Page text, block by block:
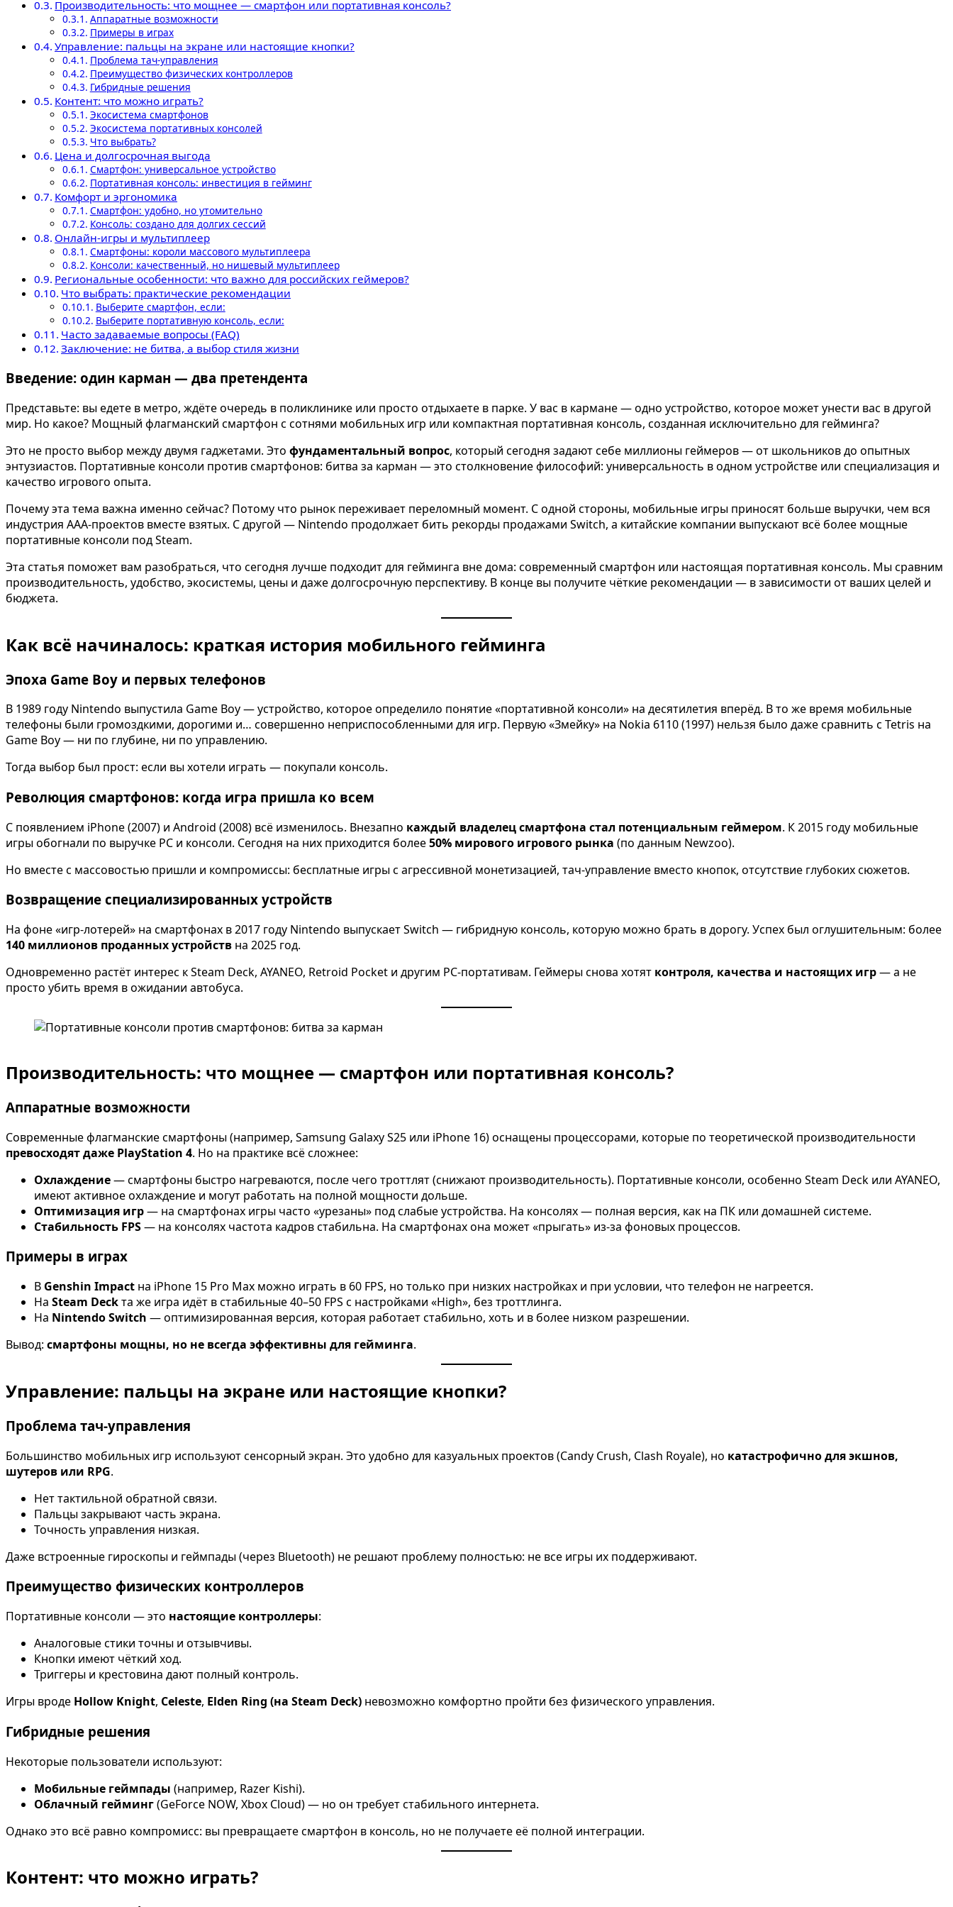
Производительность: что мощнее — смартфон или портативная консоль?
Аппаратные возможности
Примеры в играх
Управление: пальцы на экране или настоящие кнопки?
Проблема тач-управления
Преимущество физических контроллеров
Гибридные решения
Контент: что можно играть?
Экосистема смартфонов
Экосистема портативных консолей
Что выбрать?
Цена и долгосрочная выгода
Смартфон: универсальное устройство
Портативная консоль: инвестиция в гейминг
Комфорт и эргономика
Смартфон: удобно, но утомительно
Консоль: создано для долгих сессий
Онлайн-игры и мультиплеер
Смартфоны: короли массового мультиплеера
Консоли: качественный, но нишевый мультиплеер
Региональные особенности: что важно для российских геймеров?
Что выбрать: практические рекомендации
Выберите смартфон, если:
Выберите портативную консоль, если:
Часто задаваемые вопросы (FAQ)
Заключение: не битва, а выбор стиля жизни
Введение: один карман — два претендента
Представьте: вы едете в метро, ждёте очередь в поликлинике или просто отдыхаете в парке. У вас в кармане — одно устройство, которое может унести вас в другой
мир. Но какое? Мощный флагманский смартфон с сотнями мобильных игр или компактная портативная консоль, созданная исключительно для гейминга?
Это не просто выбор между двумя гаджетами. Это фундаментальный вопрос, который сегодня задают себе миллионы геймеров — от школьников до опытных
энтузиастов. Портативные консоли против смартфонов: битва за карман — это столкновение философий: универсальность в одном устройстве или специализация и
качество игрового опыта.
Почему эта тема важна именно сейчас? Потому что рынок переживает переломный момент. С одной стороны, мобильные игры приносят больше выручки, чем вся
индустрия AAA-проектов вместе взятых. С другой — Nintendo продолжает бить рекорды продажами Switch, а китайские компании выпускают всё более мощные
портативные консоли под Steam.
Эта статья поможет вам разобраться, что сегодня лучше подходит для гейминга вне дома: современный смартфон или настоящая портативная консоль. Мы сравним
производительность, удобство, экосистемы, цены и даже долгосрочную перспективу. В конце вы получите чёткие рекомендации — в зависимости от ваших целей и
бюджета.
Как всё начиналось: краткая история мобильного гейминга
Эпоха Game Boy и первых телефонов
В 1989 году Nintendo выпустила Game Boy — устройство, которое определило понятие «портативной консоли» на десятилетия вперёд. В то же время мобильные
телефоны были громоздкими, дорогими и… совершенно неприспособленными для игр. Первую «Змейку» на Nokia 6110 (1997) нельзя было даже сравнить с Tetris на
Game Boy — ни по глубине, ни по управлению.
Тогда выбор был прост: если вы хотели играть — покупали консоль.
Революция смартфонов: когда игра пришла ко всем
С появлением iPhone (2007) и Android (2008) всё изменилось. Внезапно каждый владелец смартфона стал потенциальным геймером. К 2015 году мобильные
игры обогнали по выручке PC и консоли. Сегодня на них приходится более50% мирового игрового рынка (по данным Newzoo).
Но вместе с массовостью пришли и компромиссы: бесплатные игры с агрессивной монетизацией, тач-управление вместо кнопок, отсутствие глубоких сюжетов.
Возвращение специализированных устройств
На фоне «игр-лотерей» на смартфонах в 2017 году Nintendo выпускает Switch — гибридную консоль, которую можно брать в дорогу. Успех был оглушительным: более
140 миллионов проданных устройств на 2025 год.
Одновременно растёт интерес к Steam Deck, AYANEO, Retroid Pocket и другим PC-портативам. Геймеры снова хотят контроля, качества и настоящих игр— а не
просто убить время в ожидании автобуса.
Производительность: что мощнее — смартфон или портативная консоль?
Аппаратные возможности
Современные флагманские смартфоны (например, Samsung Galaxy S25 или iPhone 16) оснащены процессорами, которые по теоретической производительности
превосходят даже PlayStation 4. Но на практике всё сложнее:
Охлаждение— смартфоны быстро нагреваются, после чего троттлят (снижают производительность). Портативные консоли, особенно Steam Deck или AYANEO,
имеют активное охлаждение и могут работать на полной мощности дольше.
Оптимизация игр— на смартфонах игры часто «урезаны» под слабые устройства. На консолях — полная версия, как на ПК или домашней системе.
Стабильность FPS— на консолях частота кадров стабильна. На смартфонах она может «прыгать» из-за фоновых процессов.
Примеры в играх
В Genshin Impact на iPhone 15 Pro Max можно играть в 60 FPS, но только при низких настройках и при условии, что телефон не нагреется.
На Steam Deckта же игра идёт в стабильные 40–50 FPS с настройками «High», без троттлинга.
На Nintendo Switch — оптимизированная версия, которая работает стабильно, хоть и в более низком разрешении.
Вывод: смартфоны мощны, но не всегда эффективны для гейминга.
Управление: пальцы на экране или настоящие кнопки?
Проблема тач-управления
Большинство мобильных игр используют сенсорный экран. Это удобно для казуальных проектов (Candy Crush, Clash Royale), но катастрофично для экшнов,
шутеров или RPG.
Нет тактильной обратной связи.
Пальцы закрывают часть экрана.
Точность управления низкая.
Даже встроенные гироскопы и геймпады (через Bluetooth) не решают проблему полностью: не все игры их поддерживают.
Преимущество физических контроллеров
Портативные консоли — это настоящие контроллеры:
Аналоговые стики точны и отзывчивы.
Кнопки имеют чёткий ход.
Триггеры и крестовина дают полный контроль.
Игры вроде Hollow Knight, Celeste, Elden Ring (на Steam Deck) невозможно комфортно пройти без физического управления.
Гибридные решения
Некоторые пользователи используют:
Мобильные геймпады (например, Razer Kishi).
Облачный гейминг(GeForce NOW, Xbox Cloud) — но он требует стабильного интернета.
Однако это всё равно компромисс: вы превращаете смартфон в консоль, но не получаете её полной интеграции.
Контент: что можно играть?